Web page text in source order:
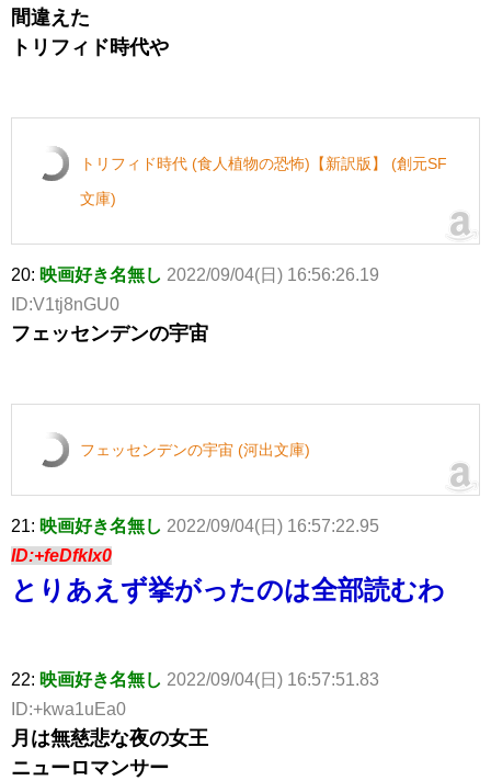
間違えた
トリフィド時代や
トリフィド時代 (食人植物の恐怖)【新訳版】 (創元SF
文庫)
20: 映画好き名無し 2022/09/04(日) 16:56:26.19
ID:V1tj8nGU0
フェッセンデンの宇宙
フェッセンデンの宇宙 (河出文庫)
21: 映画好き名無し 2022/09/04(日) 16:57:22.95
ID:+feDfkIx0
とりあえず挙がったのは全部読むわ
22: 映画好き名無し 2022/09/04(日) 16:57:51.83
ID:+kwa1uEa0
月は無慈悲な夜の女王
ニューロマンサー